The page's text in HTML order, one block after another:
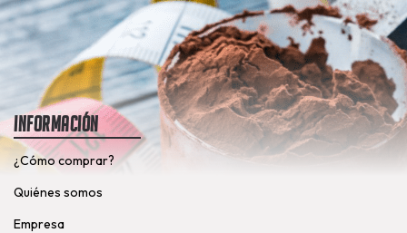
Información
¿Cómo comprar?
Quiénes somos
Empresa